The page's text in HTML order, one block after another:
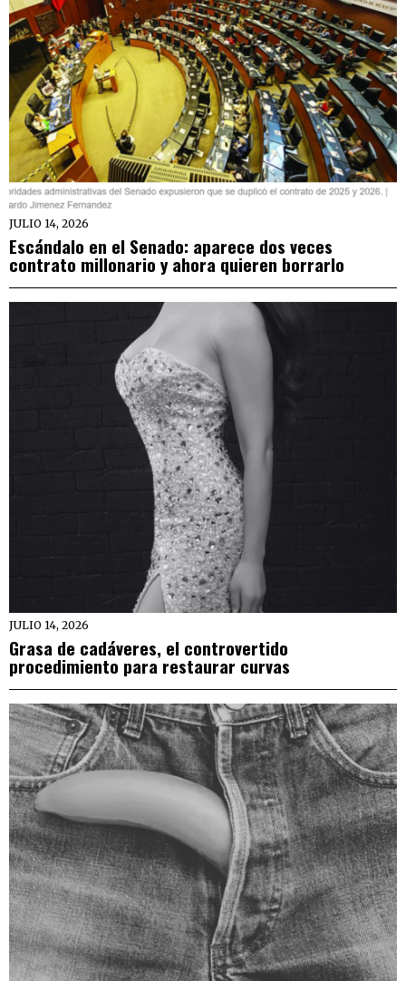
JULIO 14, 2026
Escándalo en el Senado: aparece dos veces
contrato millonario y ahora quieren borrarlo
JULIO 14, 2026
Grasa de cadáveres, el controvertido
procedimiento para restaurar curvas